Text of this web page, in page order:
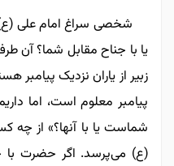
شخصی سراغ امام علی
یا با جناح مقابل شما؟ آن
زبیر از یاران نزدیک
پیامبر معلوم است، اما
شماست یا با آنها؟» از چه
(ع) می‌پرسد. اگر حضرت